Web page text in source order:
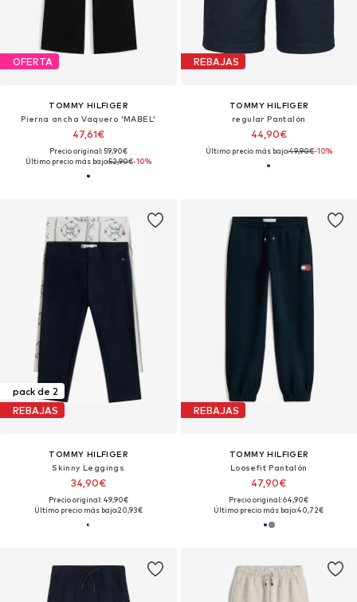
OFERTA
TOMMY HILFIGER
Pierna ancha Vaquero 'MABEL'
47,61€
Precio original: 59,90€
Último precio más bajo:52,90€-10%
REBAJAS
TOMMY HILFIGER
regular Pantalón
44,90€
Último precio más bajo:49,90€-10%
pack de 2
REBAJAS
TOMMY HILFIGER
Skinny Leggings
34,90€
Precio original: 49,90€
Último precio más bajo:20,93€
REBAJAS
TOMMY HILFIGER
Loosefit Pantalón
47,90€
Precio original: 64,90€
Último precio más bajo:40,72€